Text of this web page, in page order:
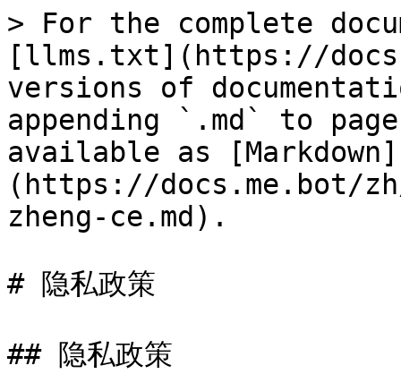
> For the complete
[llms.txt](https://
versions of
appending `.md` to
available as [Markdown]
(https://docs.me.bot/
zheng-ce.md).
# 隐私政策
## 隐私政策